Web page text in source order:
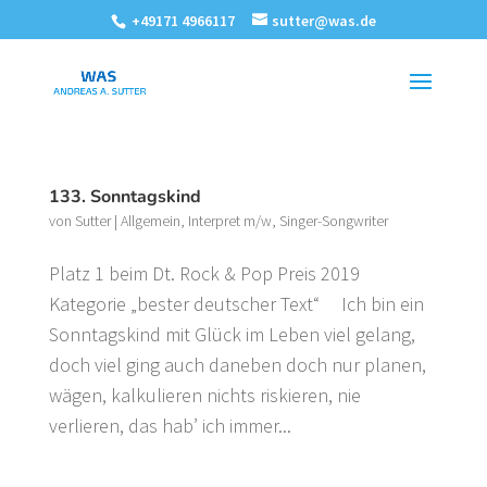
+49171 4966117 sutter@was.de
133. Sonntagskind
von Sutter| Allgemein, Interpret m/w, Singer-Songwriter
Platz 1 beim Dt. Rock & Pop Preis 2019
Kategorie „bester deutscher Text“ Ich bin ein
Sonntagskind mit Glück im Leben viel gelang,
doch viel ging auch daneben doch nur planen,
wägen, kalkulieren nichts riskieren, nie
verlieren, das hab’ ich immer...